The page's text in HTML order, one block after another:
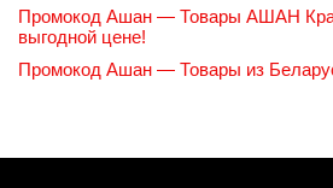
Промокод Ашан — Товары АШАН
выгодной цене!
Промокод Ашан — Товары из